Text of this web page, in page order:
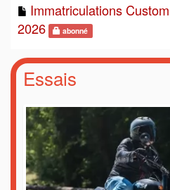
Immatriculations
2026
abonné
Essais